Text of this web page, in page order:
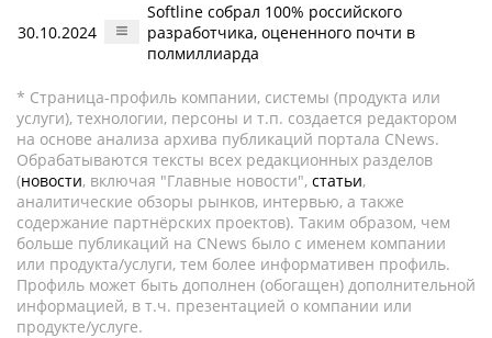
30.10.2024
Softline собрал 100% российского
разработчика, оцененного почти в
полмиллиарда
* Страница-профиль компании, системы (продукта или
услуги), технологии, персоны и т.п. создается редактором
на основе анализа архива публикаций портала CNews.
Обрабатываются тексты всех редакционных разделов
(новости, включая "Главные новости", статьи,
аналитические обзоры рынков, интервью, а также
содержание партнёрских проектов). Таким образом, чем
больше публикаций на CNews было с именем компании
или продукта/услуги, тем более информативен профиль.
Профиль может быть дополнен (обогащен) дополнительной
информацией, в т.ч. презентацией о компании или
продукте/услуге.